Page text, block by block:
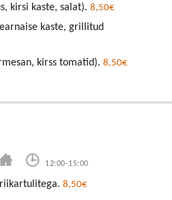
kirsi kaste, salat). 8,50€
kaste, grillitud
kirss tomatid). 8,50€
12:00-15:00
8,50€